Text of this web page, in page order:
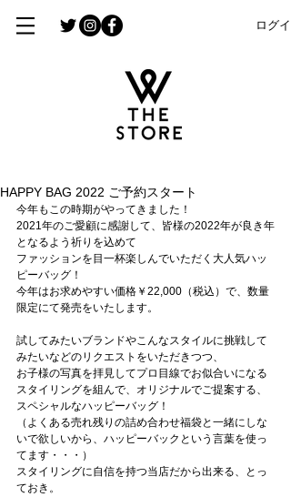
ログイ
HAPPY BAG 2022 ご予約スタート
今年もこの時期がやってきました！
2021年のご愛顧に感謝して、皆様の2022年が良き年
となるよう祈りを込めて
ファッションを目一杯楽しんでいただく大人気ハッ
ピーバッグ！
今年はお求めやすい価格￥22,000（税込）で、数量
限定にて発売をいたします。
試してみたいブランドやこんなスタイルに挑戦して
みたいなどのリクエストをいただきつつ、
お子様の写真を拝見してプロ目線でお似合いになる
スタイリングを組んで、オリジナルでご提案する、
スペシャルなハッピーバッグ！
（よくある売れ残りの詰め合わせ福袋と一緒にしな
いで欲しいから、ハッピーバックという言葉を使っ
てます・・・）
スタイリングに自信を持つ当店だから出来る、とっ
ておき。